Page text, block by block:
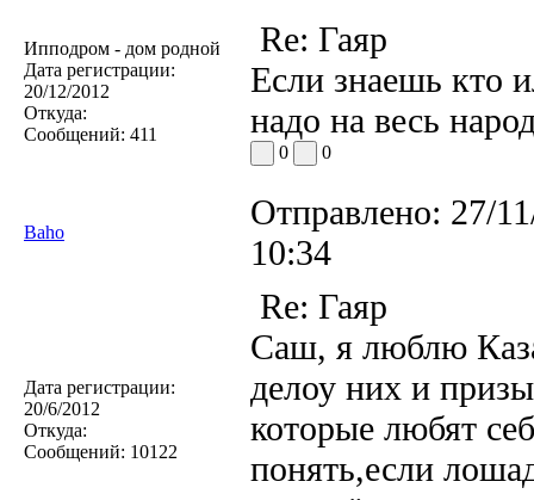
Ипподром - дом родной
Дата регистрации:
20/12/2012
Откуда:
Сообщений: 411
Re: Гаяр
Если знаешь кто
надо на весь
0 0
Baho
Отправлено: 27/
10:34
Дата регистрации:
20/6/2012
Откуда:
Сообщений: 10122
Re: Гаяр
Саш, я люблю
делоу них и
которые любят
понять,если